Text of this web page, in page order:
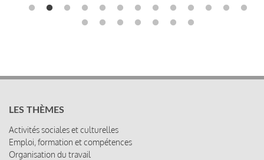
LES THÈMES
Activités sociales et culturelles
Emploi, formation et compétences
Organisation du travail